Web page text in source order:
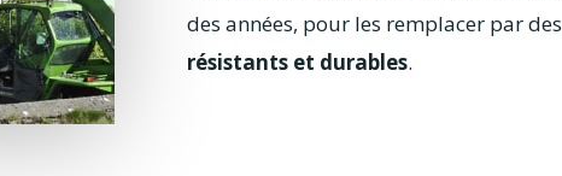
des années, pour les remplacer par des
résistants et durables.